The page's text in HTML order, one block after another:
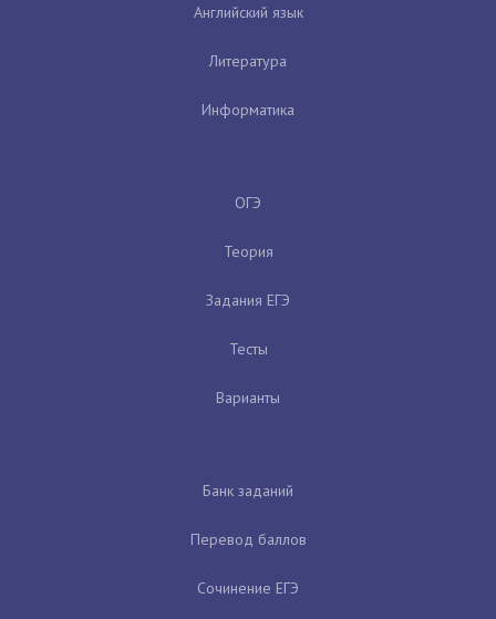
Английский язык
Литература
Информатика
ОГЭ
Теория
Задания ЕГЭ
Тесты
Варианты
Банк заданий
Перевод баллов
Сочинение ЕГЭ